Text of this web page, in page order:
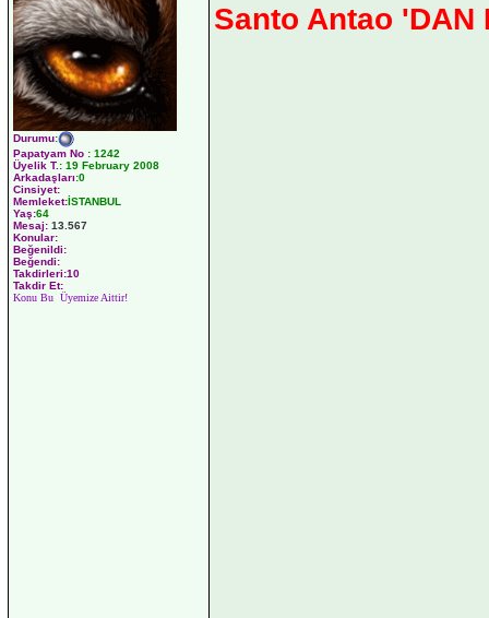
Durumu:
Papatyam No : 1242
Üyelik T.: 19 February 2008
Arkadaşları:0
Cinsiyet:
Memleket:İSTANBUL
Yaş:64
Mesaj: 13.567
Konular:
Beğenildi:
Beğendi:
Takdirleri:10
Takdir Et:
Konu Bu Üyemize Aittir!
Santo Antao 'DAN